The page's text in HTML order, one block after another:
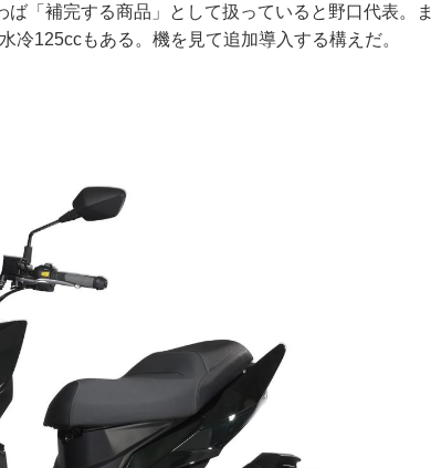
「補完する商品」として扱っていると野口代表。ま
125ccもある。機を見て追加導入する構えだ。